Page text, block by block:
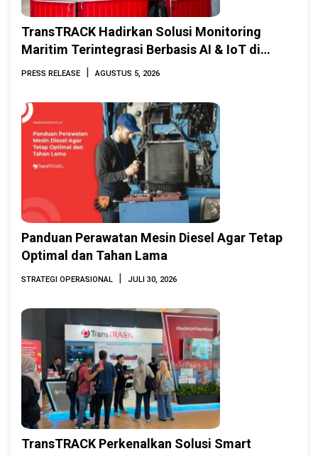
TransTRACK Hadirkan Solusi Monitoring
Maritim Terintegrasi Berbasis AI & IoT di
Indonesia Marine & Offshore Expo (IMOX)
PRESS RELEASE | AGUSTUS 5, 2026
Panduan Perawatan Mesin Diesel Agar Tetap
Optimal dan Tahan Lama
STRATEGI OPERASIONAL | JULI 30, 2026
TransTRACK Perkenalkan Solusi Smart